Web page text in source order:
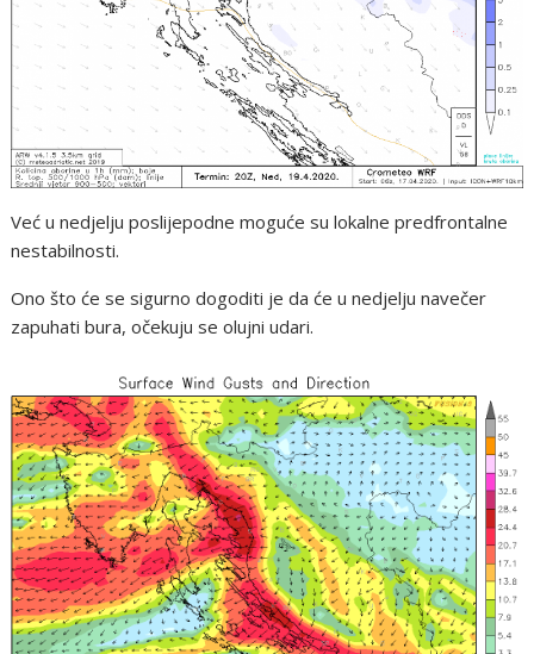
Već u nedjelju poslijepodne moguće su lokalne predfrontalne
nestabilnosti.
Ono što će se sigurno dogoditi je da će u nedjelju navečer
zapuhati bura, očekuju se olujni udari.